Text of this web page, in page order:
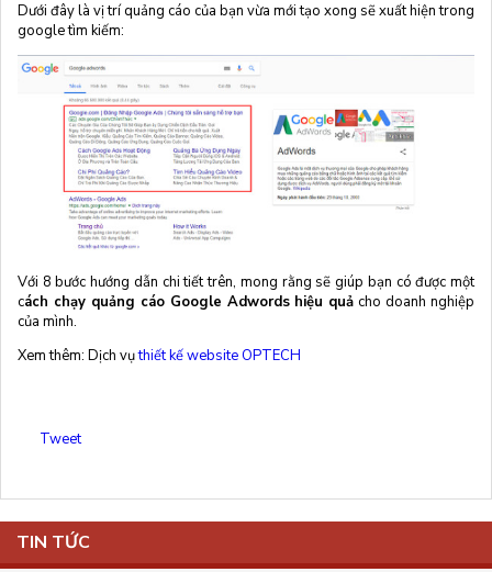
Dưới đây là vị trí quảng cáo của bạn vừa mới tạo xong sẽ xuất hiện trong
google tìm kiếm:
Với 8 bước hướng dẫn chi tiết trên, mong rằng sẽ giúp bạn có được một
cách chạy quảng cáo Google Adwords hiệu quả cho doanh nghiệp
của mình.
Xem thêm: Dịch vụthiết kế website OPTECH
Tweet
TIN TỨC